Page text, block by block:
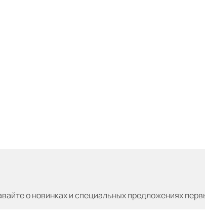
о новинках и специальных предложениях